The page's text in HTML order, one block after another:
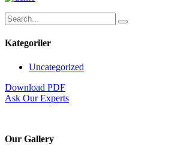
Kategoriler
Uncategorized
Download PDF
Ask Our Experts
Our Gallery